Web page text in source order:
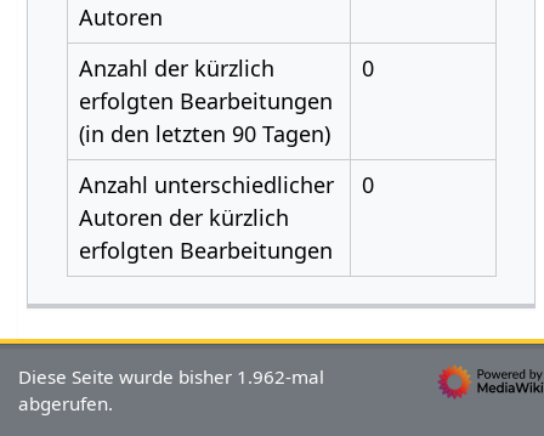
Autoren
Anzahl der kürzlich
erfolgten Bearbeitungen
(in den letzten 90 Tagen)
0
Anzahl unterschiedlicher
Autoren der kürzlich
erfolgten Bearbeitungen
0
Diese Seite wurde bisher 1.962-mal
abgerufen.